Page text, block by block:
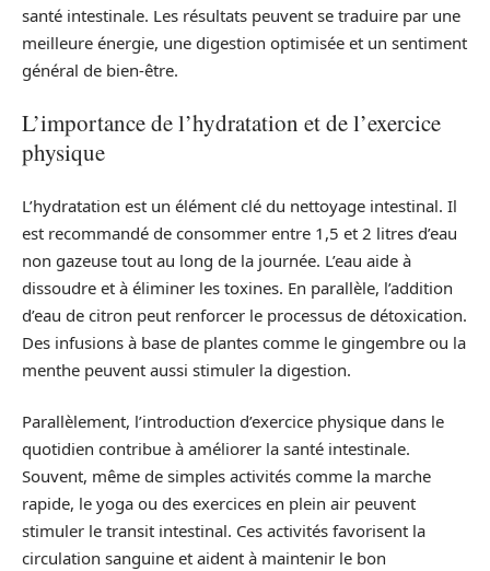
santé intestinale. Les résultats peuvent se traduire par une
meilleure énergie, une digestion optimisée et un sentiment
général de bien-être.
L’importance de l’hydratation et de l’exercice
physique
L’hydratation est un élément clé du nettoyage intestinal. Il
est recommandé de consommer entre 1,5 et 2 litres d’eau
non gazeuse tout au long de la journée. L’eau aide à
dissoudre et à éliminer les toxines. En parallèle, l’addition
d’eau de citron peut renforcer le processus de détoxication.
Des infusions à base de plantes comme le gingembre ou la
menthe peuvent aussi stimuler la digestion.
Parallèlement, l’introduction d’exercice physique dans le
quotidien contribue à améliorer la santé intestinale.
Souvent, même de simples activités comme la marche
rapide, le yoga ou des exercices en plein air peuvent
stimuler le transit intestinal. Ces activités favorisent la
circulation sanguine et aident à maintenir le bon